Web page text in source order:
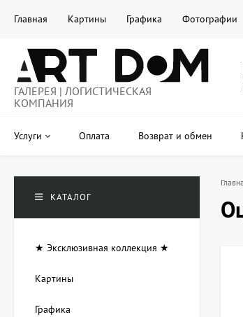
Главная Картины Графика Фотографии
ГАЛЕРЕЯ | ЛОГИСТИЧЕСКАЯ
КОМПАНИЯ
Услуги Оплата Возврат и обмен
КАТАЛОГ
★ Эксклюзивная коллекция ★
Картины
Графика